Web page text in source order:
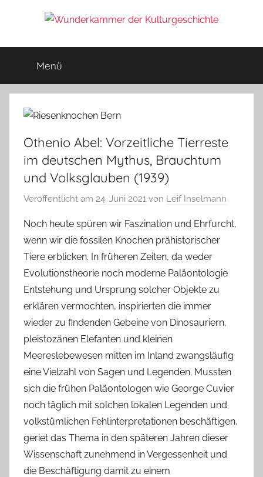
Wunderkammer
der
Kulturgeschichte
Geschichte
&
Archäologie
Menü
Othenio Abel: Vorzeitliche Tierreste
im deutschen Mythus, Brauchtum
und Volksglauben (1939)
Veröffentlicht am 24. Juni 2021 von Leif Inselmann
Noch heute spüren wir Faszination und Ehrfurcht,
wenn wir die fossilen Knochen prähistorischer
Tiere erblicken. In früheren Zeiten, da weder
Evolutionstheorie noch moderne Paläontologie
Entstehung und Ursprung solcher Objekte zu
erklären vermochten, inspirierten die immer
wieder zu findenden Gebeine von Dinosauriern,
pleistozänen Elefanten und kleinen
Meereslebewesen mitten im Inland zwangsläufig
eine Vielzahl von Sagen und Legenden. Mussten
sich die frühen Paläontologen wie George Cuvier
noch täglich mit solchen lokalen Legenden und
volkstümlichen Fehlinterpretationen beschäftigen,
geriet das Thema in den späteren Jahren dieser
Wissenschaft zunehmend in Vergessenheit und
die Beschäftigung damit zu einem